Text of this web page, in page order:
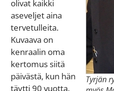
Tyrjän
olivat kaikki
aseveljet aina
tervetulleita.
Kuvaava on
kenraalin oma
kertomus siitä
päivästä, kun hän
täytti 90 vuotta.